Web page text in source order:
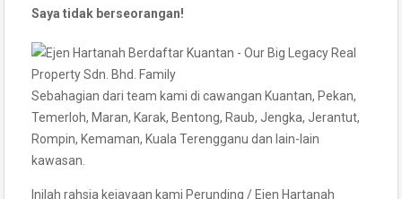
Saya tidak berseorangan!
Sebahagian dari team kami di cawangan Kuantan, Pekan,
Temerloh, Maran, Karak, Bentong, Raub, Jengka, Jerantut,
Rompin, Kemaman, Kuala Terengganu dan lain-lain
kawasan.
Inilah rahsia kejayaan kami Perunding / Ejen Hartanah